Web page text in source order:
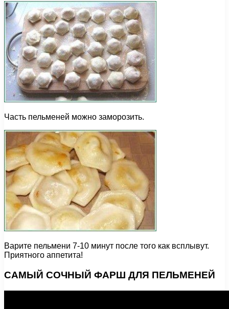
Часть пельменей можно заморозить.
Варите пельмени 7-10 минут после того как всплывут.
Приятного аппетита!
САМЫЙ СОЧНЫЙ ФАРШ ДЛЯ ПЕЛЬМЕНЕЙ